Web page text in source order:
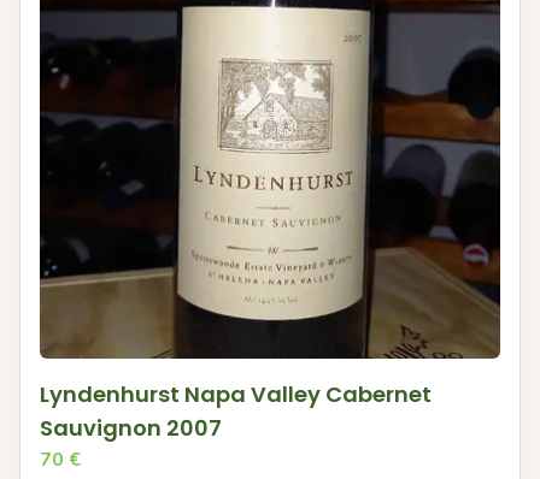
Lyndenhurst Napa Valley Cabernet
Sauvignon 2007
70 €